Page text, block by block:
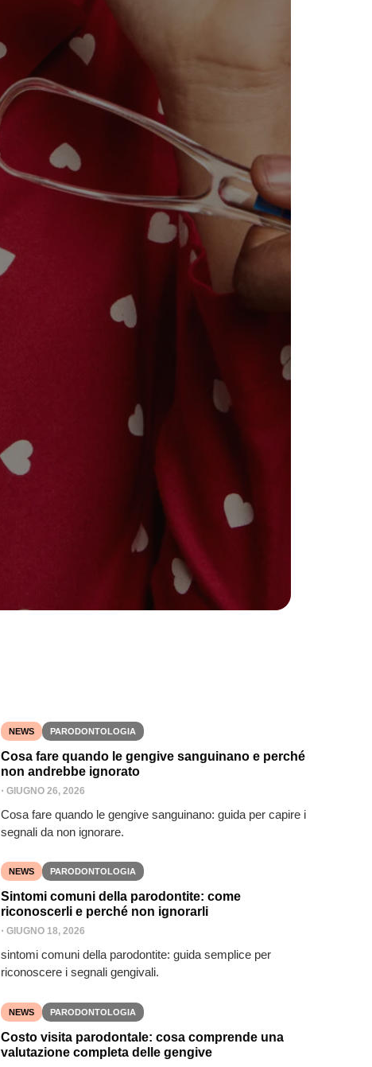
NEWS PARODONTOLOGIA
Cosa fare quando le gengive sanguinano e perché
non andrebbe ignorato
⋅ GIUGNO 26, 2026
Cosa fare quando le gengive sanguinano: guida per capire i
segnali da non ignorare.
NEWS PARODONTOLOGIA
Sintomi comuni della parodontite: come
riconoscerli e perché non ignorarli
⋅ GIUGNO 18, 2026
sintomi comuni della parodontite: guida semplice per
riconoscere i segnali gengivali.
NEWS PARODONTOLOGIA
Costo visita parodontale: cosa comprende una
valutazione completa delle gengive